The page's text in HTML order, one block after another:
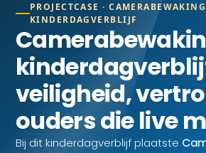
PROJECTCASE ·
KINDERDAGVERBLIJF
veiligheid,
ouders die live
Bij dit kinderdagverblijf plaatste